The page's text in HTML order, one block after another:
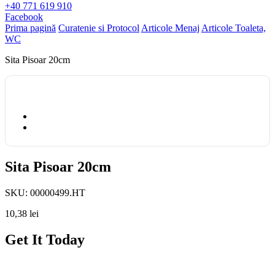
+40 771 619 910
Facebook
Prima pagină Curatenie si Protocol Articole Menaj Articole Toaleta,
WC
Sita Pisoar 20cm
Sita Pisoar 20cm
SKU: 00000499.HT
10,38 lei
Get It Today